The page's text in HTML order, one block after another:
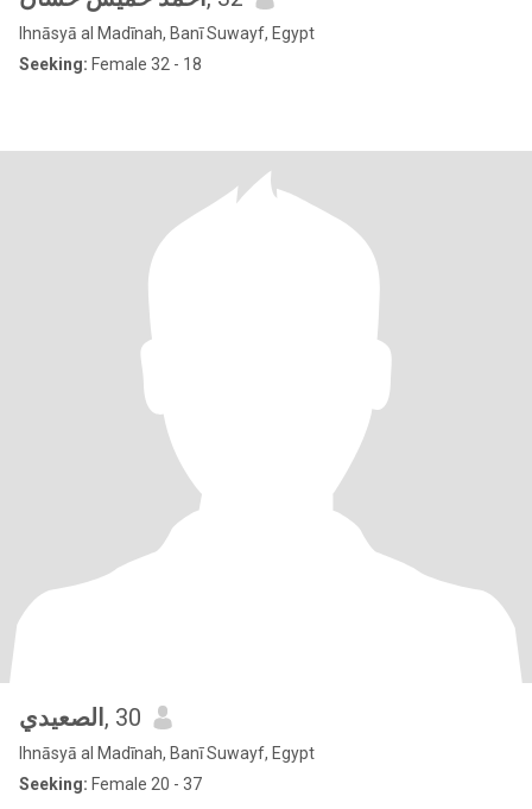
Ihnāsyā al Madīnah, Banī Suwayf, Egypt
Seeking: Female 32 - 18
الصعيدي , 30
Ihnāsyā al Madīnah, Banī Suwayf, Egypt
Seeking: Female 20 - 37